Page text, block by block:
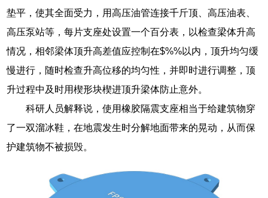
垫平，使其全面受力，用高压油管连接千斤顶、高压油表、
高压泵站等，每片支座处设置一个百分表，以检查梁体升高
情况，相邻梁体顶升高差值应控制在$%%以内，顶升均匀缓
慢进行，随时检查升高位移的均匀性，并即时进行调整，顶
升过程中及时用楔形块楔进顶升梁体防止意外。
科研人员解释说，使用橡胶隔震支座相当于给建筑物穿
了一双溜冰鞋，在地震发生时分解地面带来的晃动，从而保
护建筑物不被损毁。